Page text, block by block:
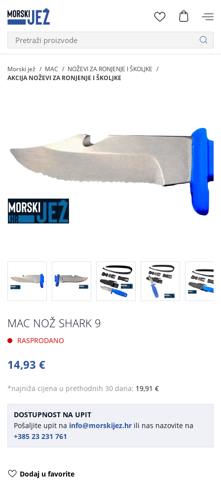
Morski jež MAC NOŽEVI ZA RONJENJE I ŠKOLJKE
AKCIJA NOŽEVI ZA RONJENJE I ŠKOLJKE
MAC NOŽ SHARK 9
RASPRODANO
14,93 €
*najniža cijena u prethodnih 30 dana: 19,91 €
DOSTUPNOST NA UPIT
Pošaljite upit na info@morskijez.hr ili nas nazovite na
+385 23 231 761
Dodaj u favorite